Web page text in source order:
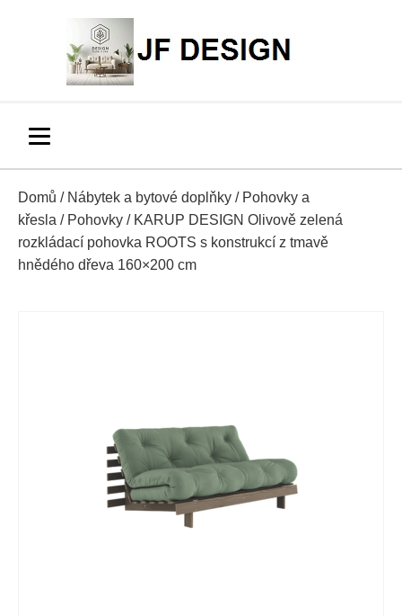
Domů / Nábytek a bytové doplňky / Pohovky a
křesla / Pohovky / KARUP DESIGN Olivově zelená
rozkládací pohovka ROOTS s konstrukcí z tmavě
hnědého dřeva 160×200 cm